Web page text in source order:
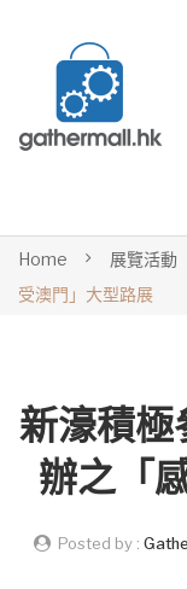
Home 展覽活動
受澳門」大型路展
新濠積極
辦之「
Posted by :